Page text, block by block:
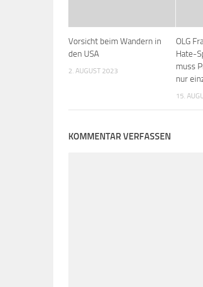
Vorsicht beim Wandern in
den USA
2. AUGUST 2023
OLG
Hate-
muss
nur
15.
KOMMENTAR VERFASSEN